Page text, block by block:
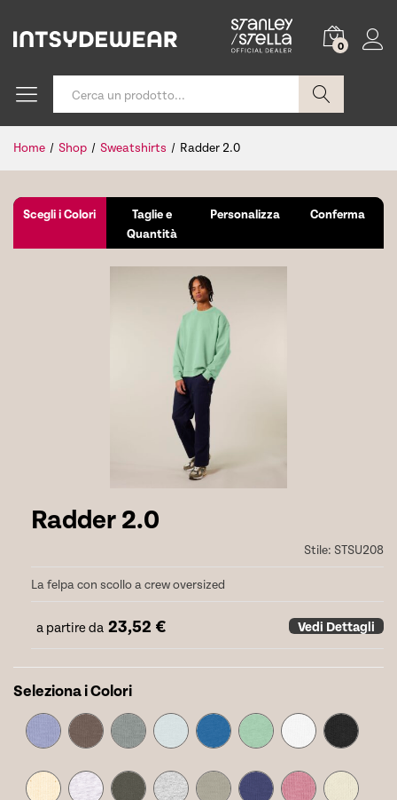
0
Cerca
Home / Shop / Sweatshirts / Radder 2.0
Scegli i Colori
Taglie e
Quantità
Personalizza Conferma
Radder 2.0
Stile: STSU208
La felpa con scollo a crew oversized
a partire da 23,52 € Vedi Dettagli
Seleziona i Colori